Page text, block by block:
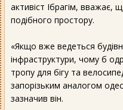
активіст Ібрагім,
подібного простору.
«Якщо вже ведеться
інфраструктури, чому б
тропу для бігу та
запорізьким аналогом
зазначив він.